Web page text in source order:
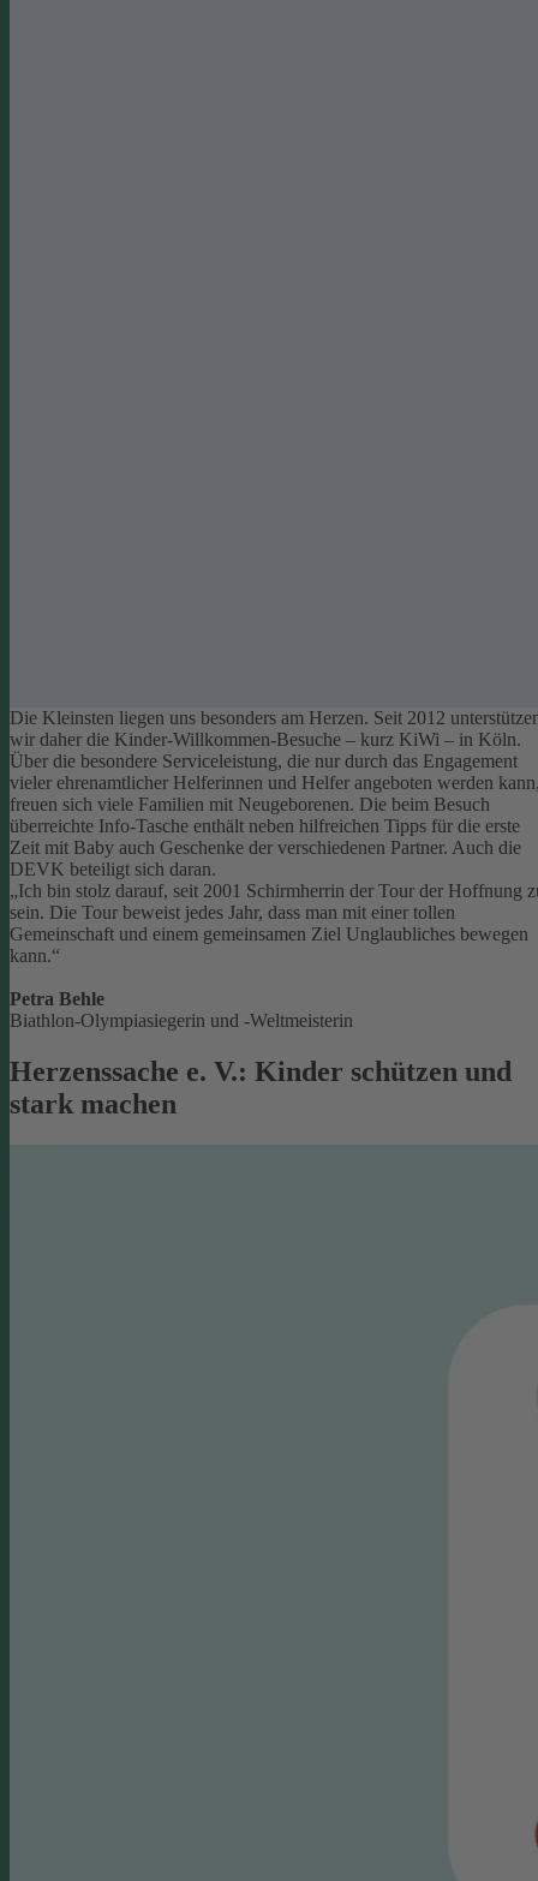
Die Kleinsten liegen uns besonders am Herzen. Seit 2012
wir daher die Kinder-Willkommen-Besuche – kurz KiWi – in Köln.
Über die besondere Serviceleistung, die nur durch das Engagement
vieler ehrenamtlicher Helferinnen und Helfer angeboten werden
freuen sich viele Familien mit Neugeborenen. Die beim Besuch
überreichte Info-Tasche enthält neben hilfreichen Tipps für die erste
Zeit mit Baby auch Geschenke der verschiedenen Partner. Auch die
DEVK beteiligt sich daran.
„Ich bin stolz darauf, seit 2001 Schirmherrin der Tour der Hoffnung
sein. Die Tour beweist jedes Jahr, dass man mit einer tollen
Gemeinschaft und einem gemeinsamen Ziel Unglaubliches bewegen
kann.“
Petra Behle
Biathlon-Olympiasiegerin und -Weltmeisterin
Herzenssache e. V.: Kinder schützen und
stark machen